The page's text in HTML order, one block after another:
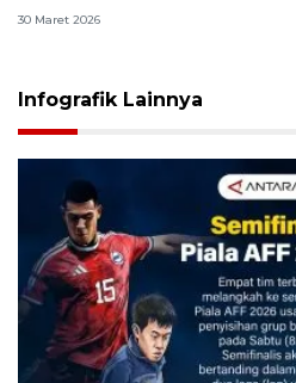
30 Maret 2026
Infografik Lainnya